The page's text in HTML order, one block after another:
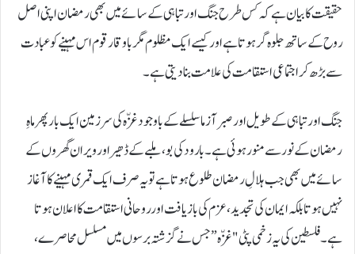
حقیقت کا بیان ہے کہ کس طرح جنگ اور تباہی کے سائے میں بھی رمضان اپنی اصل
روح کے ساتھ جلوہ گر ہوتا ہے اور کیسے ایک مظلوم مگر باوقار قوم اس مہینے کو عبادت
سے بڑھ کر اجتماعی استقامت کی علامت بنا دیتی ہے۔
جنگ اور تباہی کے طویل اور صبر آزما سلسلے کے باوجود غزّہ کی سر زمین ایک بار پھر ماہِ
رمضان کے نور سے منور ہوئی ہے۔ بارود کی بو، ملبے کے ڈھیر اور ویران گھروں کے
سائے میں بھی جب ہلالِ رمضان طلوع ہوتا ہے تو یہ صرف ایک قمری مہینے کا آغاز
نہیں ہوتا بلکہ ایمان کی تجدید، عزم کی بازیافت اور روحانی استقامت کا اعلان ہوتا
ہے۔ فلسطین کی یہ زخمی پٹی "غزّہ” جس نے گزشتہ برسوں میں مسلسل محاصرے،